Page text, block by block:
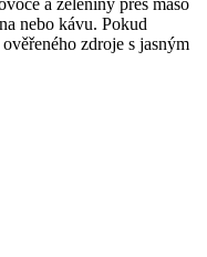
nebo kávu. Pokud
zdroje s jasným